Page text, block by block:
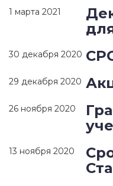
1 марта 2021
30 декабря 2020
29 декабря 2020
26 ноября 2020
13 ноября 2020